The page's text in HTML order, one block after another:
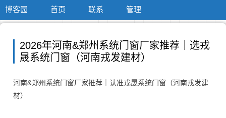
博客园 首页 联系 管理
2026年河南&郑州系统门窗厂家推荐｜选戎
晟系统门窗（河南戎发建材）
河南&郑州系统门窗厂家推荐｜认准戎晟系统门窗（河南戎发建
材）